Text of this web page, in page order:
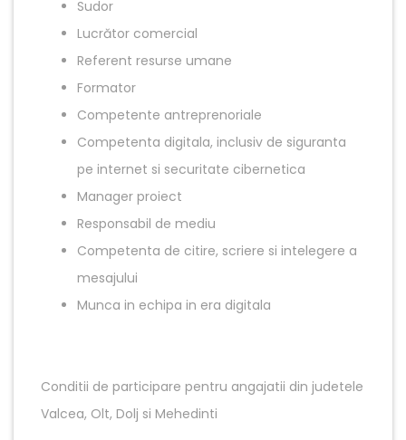
Sudor
Lucrător comercial
Referent resurse umane
Formator
Competente antreprenoriale
Competenta digitala, inclusiv de siguranta
pe internet si securitate cibernetica
Manager proiect
Responsabil de mediu
Competenta de citire, scriere si intelegere a
mesajului
Munca in echipa in era digitala
Conditii de participare pentru angajatii din judetele
Valcea, Olt, Dolj si Mehedinti